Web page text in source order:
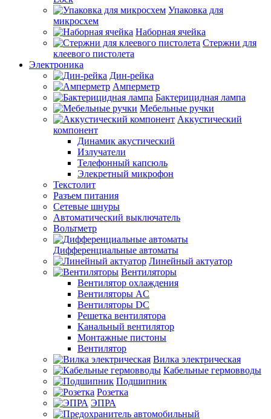
Упаковка для
микросхем
Наборная ячейка
Стержни для
клеевого пистолета
Электроника
Дин-рейка
Амперметр
Бактерицидная лампа
Мебельные ручки
Аккустический
компонент
Динамик акустический
Излучатели
Телефонный капсюль
Элекретный микрофон
Текстолит
Разъем питания
Сетевые шнуры
Автоматический выключатель
Вольтметр
Дифференциальные автоматы
Линейный актуатор
Вентиляторы
Вентилятор охлаждения
Вентиляторы AC
Вентиляторы DC
Решетка вентилятора
Канальный вентилятор
Монтажные пистоны
Вентилятор
Вилка электрическая
Кабельные гермовводы
Подшипник
Розетка
ЭПРА